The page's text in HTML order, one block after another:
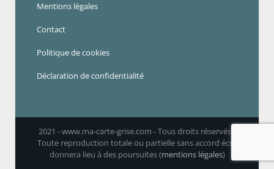
Mentions légales
Contact
Politique de cookies
Déclaration de confidentialité
2021 - www.ma-carte-grise.com - Tous droits réservés -
Toute reproduction totale ou partielle sans accord écrit
donnera lieu à des poursuites (mentions légales)